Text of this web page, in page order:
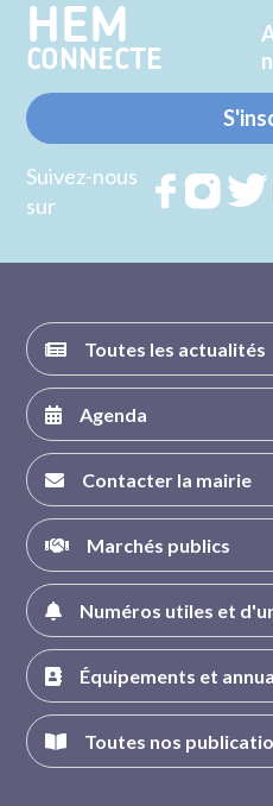
HEM
CONNECTE
Suivez-nous
sur
Rejoignez
Toutes les actualités
Agenda
Contacter la mairie
Marchés publics
Numéros utiles et
Équipements et
Toutes nos